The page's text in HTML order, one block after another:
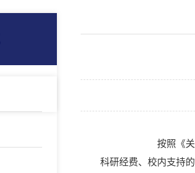
按照《
科研经费、校内支持